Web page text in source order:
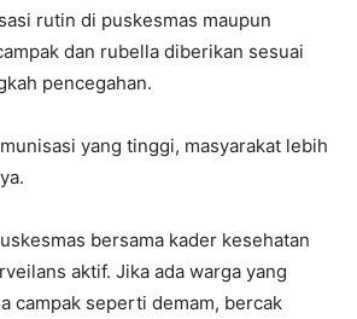
rutin di puskesmas maupun
dan rubella diberikan sesuai
pencegahan.
yang tinggi, masyarakat lebih
bersama kader kesehatan
aktif. Jika ada warga yang
campak seperti demam, bercak